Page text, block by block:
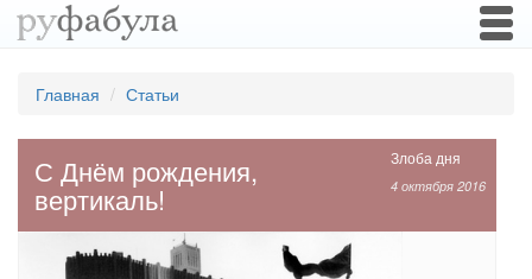
Главная Статьи
Злоба дня
4 октября 2016
С Днём рождения,
вертикаль!